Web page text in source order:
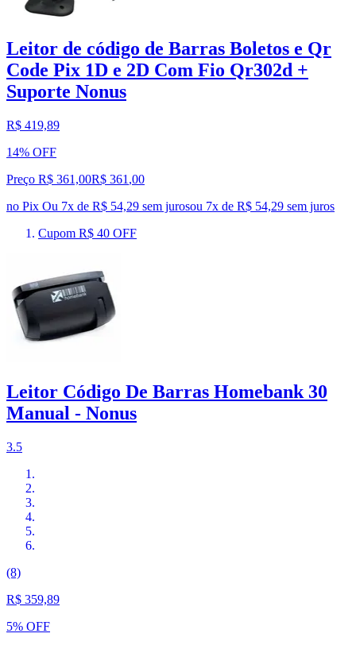
Leitor de código de Barras Boletos e Qr
Code Pix 1D e 2D Com Fio Qr302d +
Suporte Nonus
R$ 419,89
14% OFF
Preço R$ 361,00R$ 361 ,00
no Pix Ou 7x de R$ 54,29 sem jurosou 7x de R$ 54,29 sem juros
Cupom R$ 40 OFF
Leitor Código De Barras Homebank 30
Manual - Nonus
3.5
(8)
R$ 359,89
5% OFF